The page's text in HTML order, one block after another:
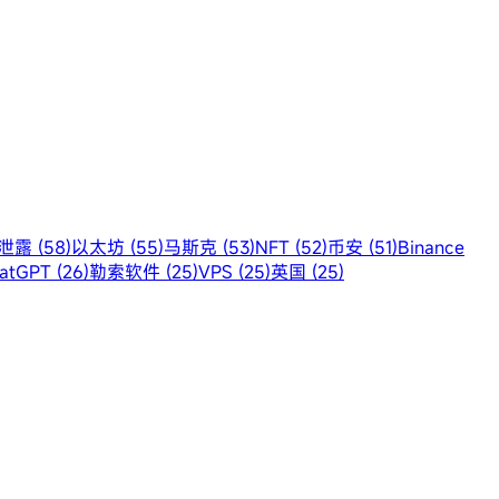
露 (58)以太坊 (55)马斯克 (53)NFT (52)币安 (51)Binance
(26)勒索软件 (25)VPS (25)英国 (25)